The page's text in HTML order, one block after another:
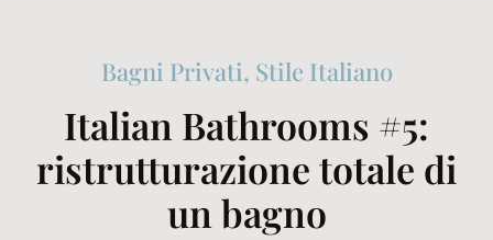
Bagni Privati, Stile Italiano
Italian Bathrooms #5:
ristrutturazione totale di
un bagno